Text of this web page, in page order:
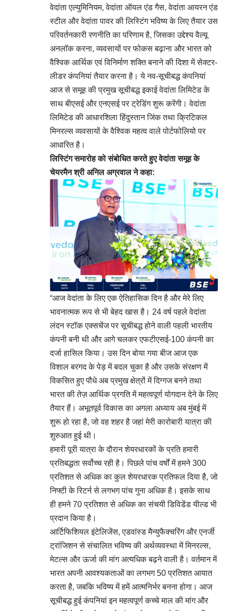
वेदांता एल्युमिनियम, वेदांता ऑयल एंड गैस, वेदांता आयरन एंड
स्टील और वेदांता पावर की लिस्टिंग भविष्य के लिए तैयार उस
परिवर्तनकारी रणनीति का परिणाम है, जिसका उद्देश्य वैल्यू
अनलॉक करना, व्यवसायों पर फोकस बढ़ाना और भारत को
वैश्विक आर्थिक एवं विनिर्माण शक्ति बनाने की दिशा में सेक्टर-
लीडर कंपनियां तैयार करना है। ये नव-सूचीबद्ध कंपनियां
आज से समूह की प्रमुख सूचीबद्ध इकाई वेदांता लिमिटेड के
साथ बीएसई और एनएसई पर ट्रेडिंग शुरू करेंगी। वेदांता
लिमिटेड की आधारशिला हिंदुस्तान जिंक तथा क्रिटिकल
मिनरल्स व्यवसायों के वैश्विक महत्व वाले पोर्टफोलियो पर
आधारित है।
लिस्टिंग समारोह को संबोधित करते हुए वेदांता समूह के
चेयरमैन श्री अनिल अग्रवाल ने कहा:
“आज वेदांता के लिए एक ऐतिहासिक दिन है और मेरे लिए
भावनात्मक रूप से भी बेहद खास है। 24 वर्ष पहले वेदांता
लंदन स्टॉक एक्सचेंज पर सूचीबद्ध होने वाली पहली भारतीय
कंपनी बनी थी और आगे चलकर एफटीएसई-100 कंपनी का
दर्जा हासिल किया। उस दिन बोया गया बीज आज एक
विशाल बरगद के पेड़ में बदल चुका है और उसके संरक्षण में
विकसित हुए पौधे अब प्रमुख क्षेत्रों में दिग्गज बनने तथा
भारत की तेज़ आर्थिक प्रगति में महत्वपूर्ण योगदान देने के लिए
तैयार हैं। अभूतपूर्व विकास का अगला अध्याय अब मुंबई में
शुरू हो रहा है, जो वह शहर है जहां मेरी कारोबारी यात्रा की
शुरुआत हुई थी।
हमारी पूरी यात्रा के दौरान शेयरधारकों के प्रति हमारी
प्रतिबद्धता सर्वोच्च रही है। पिछले पांच वर्षों में हमने 300
प्रतिशत से अधिक का कुल शेयरधारक प्रतिफल दिया है, जो
निफ्टी के रिटर्न से लगभग पांच गुना अधिक है। इसके साथ
ही हमने 70 प्रतिशत से अधिक का संचयी डिविडेंड यील्ड भी
प्रदान किया है।
आर्टिफिशियल इंटेलिजेंस, एडवांस्ड मैन्युफैक्चरिंग और एनर्जी
ट्रांजिशन से संचालित भविष्य की अर्थव्यवस्था में मिनरल्स,
मेटल्स और ऊर्जा की मांग अत्यधिक बढ़ने वाली है। वर्तमान में
भारत अपनी आवश्यकताओं का लगभग 50 प्रतिशत आयात
करता है, जबकि भविष्य में हमें आत्मनिर्भर बनना होगा। आज
सूचीबद्ध हुई कंपनियां इन महत्वपूर्ण कच्चे माल की मांग और